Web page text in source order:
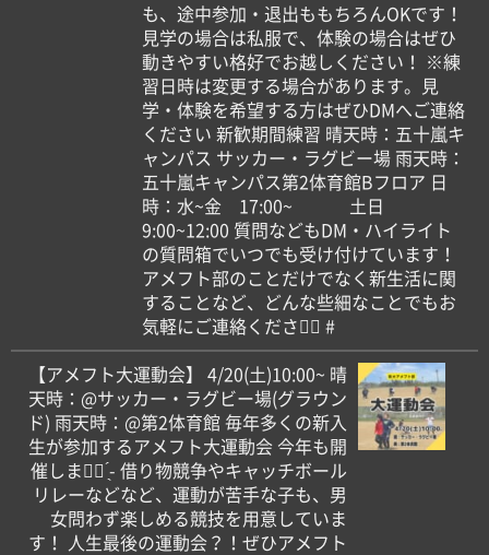
も、途中参加・退出ももちろんOKです！
見学の場合は私服で、体験の場合はぜひ
動きやすい格好でお越しください！ ※練
習日時は変更する場合があります。見
学・体験を希望する方はぜひDMへご連絡
ください 新歓期間練習 晴天時：五十嵐キ
ャンパス サッカー・ラグビー場 雨天時：
五十嵐キャンパス第2体育館Bフロア 日
時：水~金 17:00~ 土日
9:00~12:00 質問などもDM・ハイライト
の質問箱でいつでも受け付けています！
アメフト部のことだけでなく新生活に関
することなど、どんな些細なことでもお
気軽にご連絡ください🏻 #
【アメフト大運動会】 4/20(土)10:00~ ️晴
天時：@サッカー・ラグビー場(グラウン
ド) ️雨天時：@第2体育館 毎年多くの新入
生が参加するアメフト大運動会 今年も開
催します🏻 ̖́- 借り物競争やキャッチボール
リレーなどなど、運動が苦手な子も、男
女問わず楽しめる競技を用意していま
す！ 人生最後の運動会？！ぜひアメフト